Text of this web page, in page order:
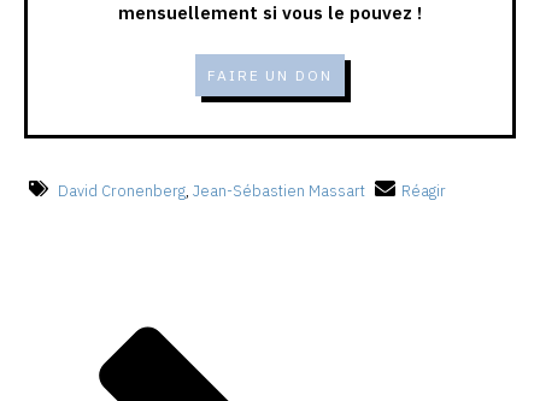
mensuellement si vous le pouvez !
FAIRE UN DON
David Cronenberg, Jean-Sébastien Massart Réagir